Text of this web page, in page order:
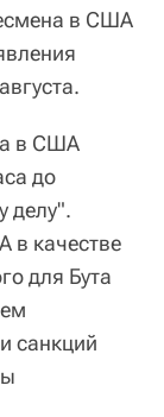
в США
в США
до
делу".
в качестве
для Бута
санкций